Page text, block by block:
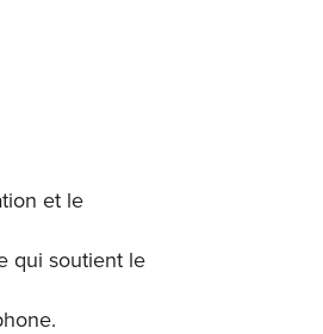
et le
qui soutient le